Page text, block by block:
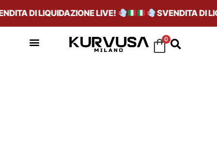
DI LIQUIDAZIONE LIVE! SVENDITA DI
0